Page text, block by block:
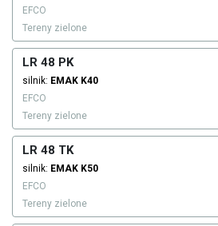
EFCO
Tereny zielone
LR 48 PK
silnik: EMAK K40
EFCO
Tereny zielone
LR 48 TK
silnik: EMAK K50
EFCO
Tereny zielone